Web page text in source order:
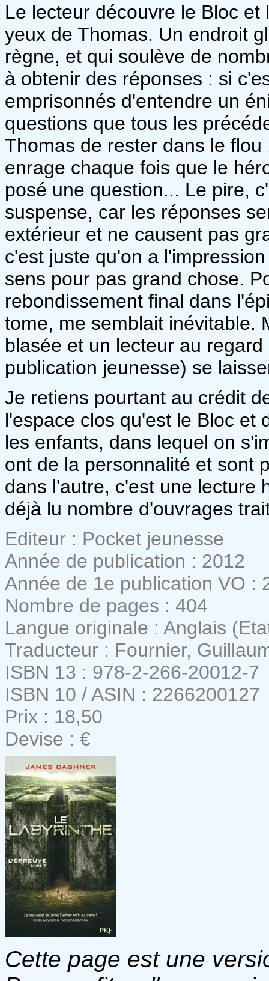
Le lecteur découvre le Bloc
yeux de Thomas. Un endroit
règne, et qui soulève de
à obtenir des réponses : si
emprisonnés d'entendre un
questions que tous les
Thomas de rester dans le
enrage chaque fois que le
posé une question... Le pire,
suspense, car les réponses
extérieur et ne causent pas
c'est juste qu'on a
sens pour pas grand chose.
rebondissement final dans
tome, me semblait inévitable.
blasée et un lecteur au
publication jeunesse) se
Je retiens pourtant au crédit
l'espace clos qu'est le Bloc et
les enfants, dans lequel on
ont de la personnalité et sont
dans l'autre, c'est une lecture
déjà lu nombre d'ouvrages
Editeur : Pocket jeunesse
Année de publication : 2012
Année de 1e publication VO :
Nombre de pages : 404
Langue originale : Anglais
Traducteur : Fournier,
ISBN 13 : 978-2-266-20012-7
ISBN 10 / ASIN : 2266200127
Prix : 18,50
Devise : €
Cette page est une